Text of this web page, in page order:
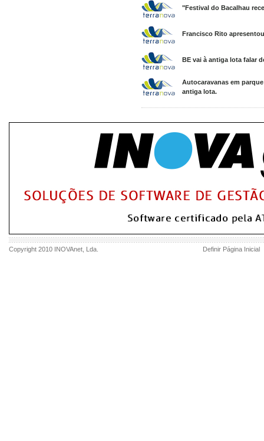
"Festival do Bacalhau
Francisco Rito
BE vai à antiga lota falar
Autocaravanas em
antiga lota.
Copyright 2010 INOVAnet , Lda. Definir Página Inicial